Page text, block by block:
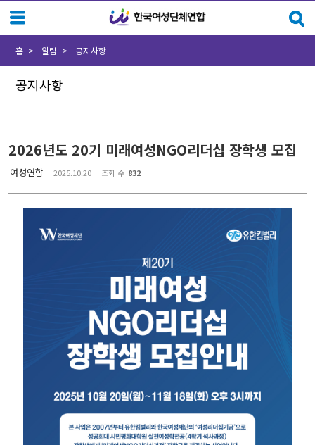
공지사항
홈 알림 공지사항
2026년도 20기 미래여성NGO리더십 장학생 모집
여성연합 2025.10.20 조회 수 832